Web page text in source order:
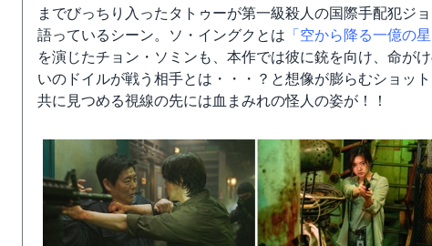
までびっちり入ったタトゥーが第一級殺人の国際手配犯ジ
語っているシーン。ソ・イングクとは 「空から降る一億の星
を演じたチョン・ソミンも、本作では彼に銃を向け、命が
いのドイルが戦う相手とは・・・？と想像が膨らむショッ
共に見つめる視線の先には血まみれの怪人の姿が！！